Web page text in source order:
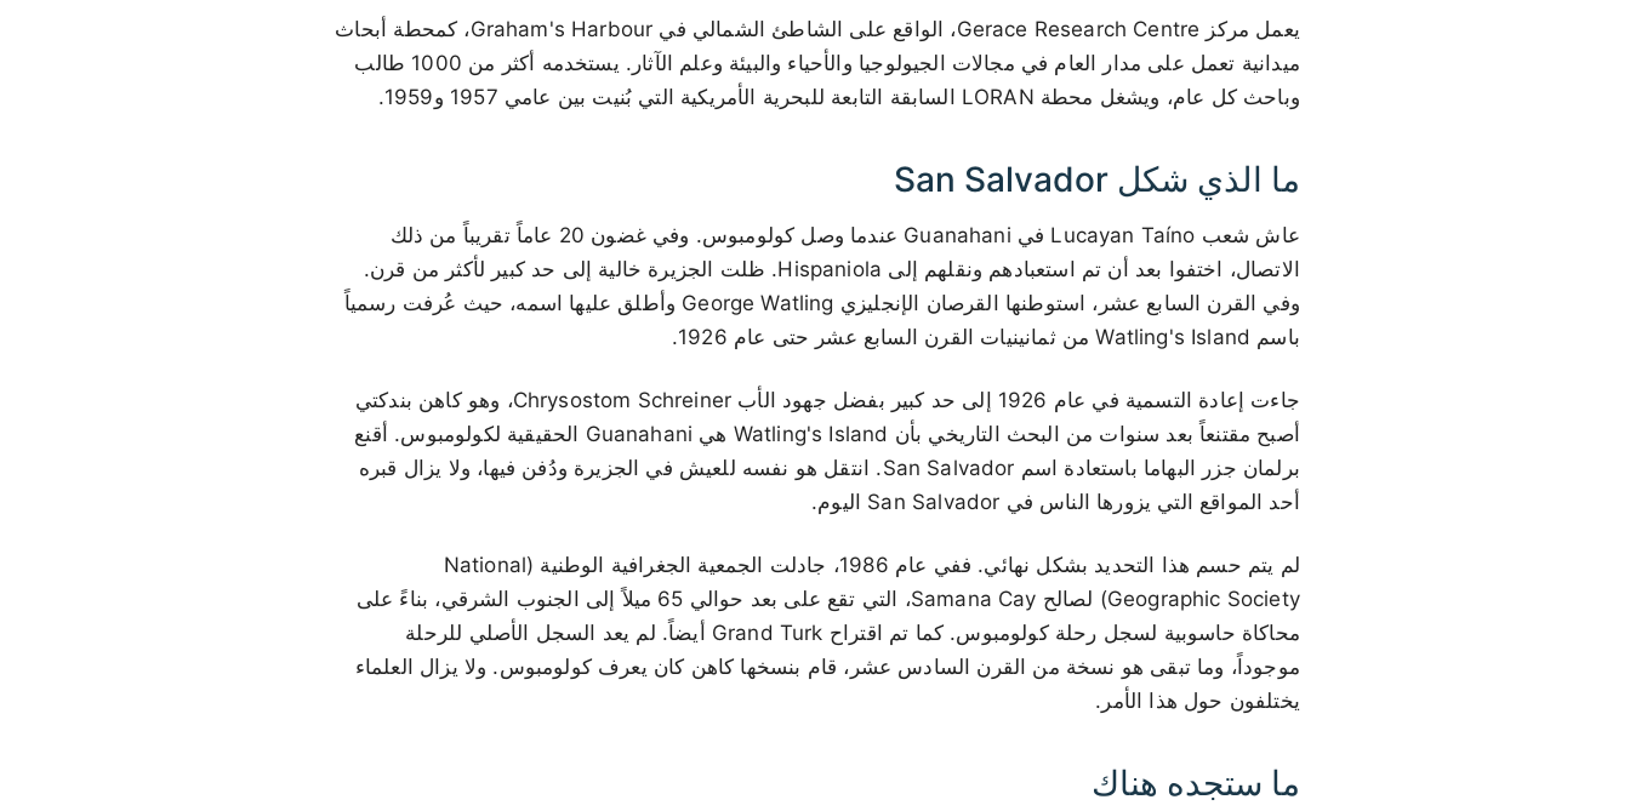
يعمل مركز Gerace Research Centre، الواقع على الشاطئ الشمالي في Graham's Harbour، كمحطة أبحاث
ميدانية تعمل على مدار العام في مجالات الجيولوجيا والأحياء والبيئة وعلم الآثار. يستخدمه أكثر من 1000 طالب
وباحث كل عام، ويشغل محطة LORAN السابقة التابعة للبحرية الأمريكية التي بُنيت بين عامي 1957 و1959.
ما الذي شكل San Salvador
عاش شعب Lucayan Taíno في Guanahani عندما وصل كولومبوس. وفي غضون 20 عاماً تقريباً من ذلك
الاتصال، اختفوا بعد أن تم استعبادهم ونقلهم إلى Hispaniola. ظلت الجزيرة خالية إلى حد كبير لأكثر من قرن.
وفي القرن السابع عشر، استوطنها القرصان الإنجليزي George Watling وأطلق عليها اسمه، حيث عُرفت رسمياً
باسم Watling's Island من ثمانينيات القرن السابع عشر حتى عام 1926.
جاءت إعادة التسمية في عام 1926 إلى حد كبير بفضل جهود الأب Chrysostom Schreiner، وهو كاهن بندكتي
أصبح مقتنعاً بعد سنوات من البحث التاريخي بأن Watling's Island هي Guanahani الحقيقية لكولومبوس. أقنع
برلمان جزر البهاما باستعادة اسم San Salvador. انتقل هو نفسه للعيش في الجزيرة ودُفن فيها، ولا يزال قبره
أحد المواقع التي يزورها الناس في San Salvador اليوم.
لم يتم حسم هذا التحديد بشكل نهائي. ففي عام 1986، جادلت الجمعية الجغرافية الوطنية (National
Geographic Society) لصالح Samana Cay، التي تقع على بعد حوالي 65 ميلاً إلى الجنوب الشرقي، بناءً على
محاكاة حاسوبية لسجل رحلة كولومبوس. كما تم اقتراح Grand Turk أيضاً. لم يعد السجل الأصلي للرحلة
موجوداً، وما تبقى هو نسخة من القرن السادس عشر، قام بنسخها كاهن كان يعرف كولومبوس. ولا يزال العلماء
يختلفون حول هذا الأمر.
ما ستجده هناك